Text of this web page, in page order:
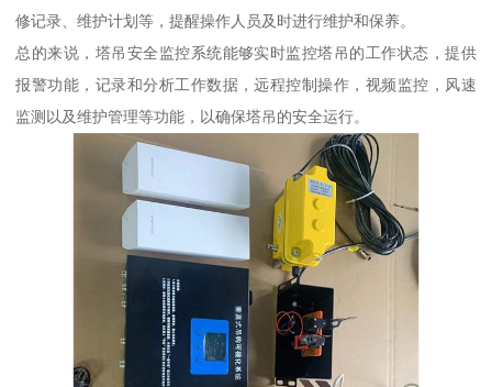
修记录、维护计划等，提醒操作人员及时进行维护和保养。
总的来说，塔吊安全监控系统能够实时监控塔吊的工作状态，提供
报警功能，记录和分析工作数据，远程控制操作，视频监控，风速
监测以及维护管理等功能，以确保塔吊的安全运行。